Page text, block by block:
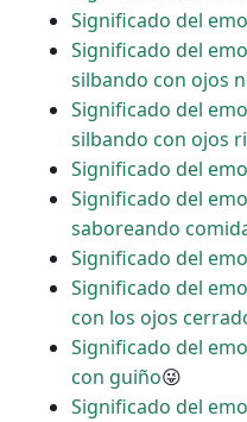
Significado del
Significado del
silbando con ojos
Significado del
silbando con ojos
Significado del
Significado del
saboreando
Significado del
Significado del
con los ojos
Significado del
con guiño😜
Significado del